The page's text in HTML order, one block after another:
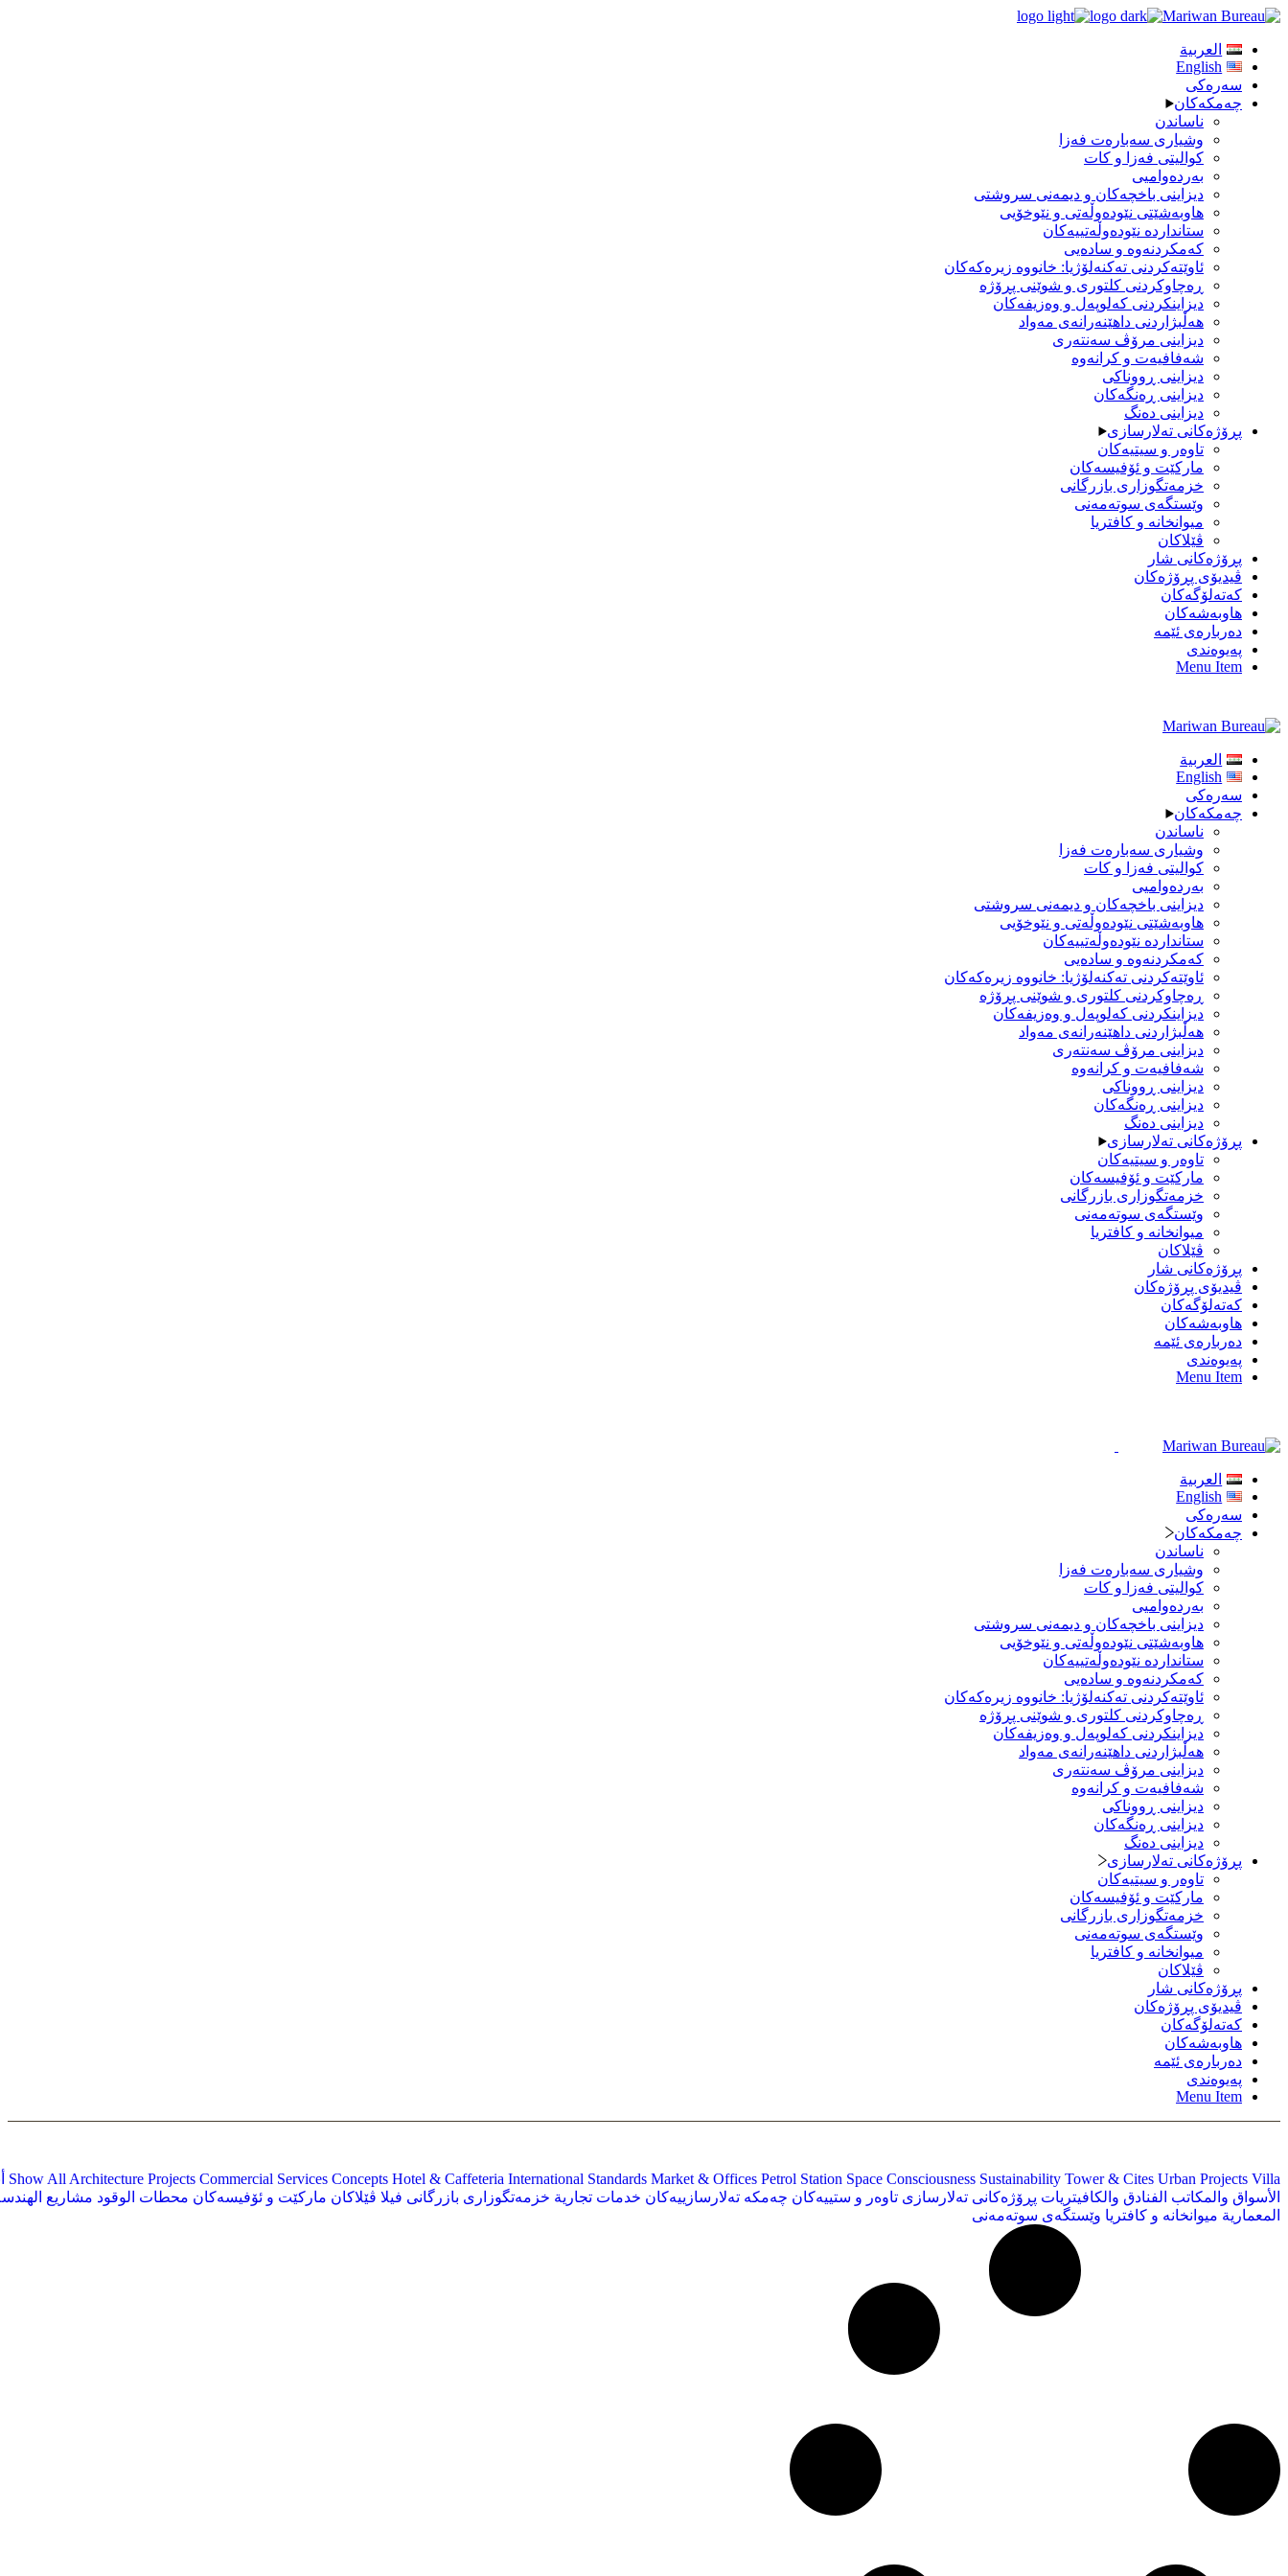
العربية
English
سەرەكی
چەمکەکان
ناساندن
وشیاری سه‌باره‌ت فه‌زا
کوالیتی فه‌زا و کات
بەردەوامیی
دیزاینی باخچه‌كان و دیمەنی سروشتی
هاوبەشێتی نێودەوڵەتی و نێوخۆیی
ستانداردە نێودەوڵەتییەکان
كه‌مكردنه‌وه‌ و سادەیی
ئاوێته‌كردنی تەکنەلۆژیا: خانووه‌ زیرەکەکان
ڕەچاوکردنی کلتوری و شوێنی پڕۆژە
دیزاینكردنی كه‌لوپه‌ل و وه‌زیفه‌كان
هەڵبژاردنی داهێنەرانەی مه‌واد
دیزاینی مرۆڤ سه‌نته‌ری
شەفافیەت و کرانه‌وه‌
دیزاینی ڕووناکی
دیزاینی ڕەنگەکان
دیزاینی دەنگ
پڕۆژەکانی تەلارسازی
تاوەر و سیتیەکان
مارکێت و ئۆفیسەکان
خزمەتگوزاری بازرگانی
وێستگەی سوتەمەنی
میوانخانە و کافتریا
ڤێلاکان
پڕۆژەکانی شار
ڤیدیۆی پڕۆژەکان
کەتەلۆگەکان
هاوبەشەکان
دەربارەی ئێمە
پەیوەندی
Menu Item
العربية
English
سەرەكی
چەمکەکان
ناساندن
وشیاری سه‌باره‌ت فه‌زا
کوالیتی فه‌زا و کات
بەردەوامیی
دیزاینی باخچه‌كان و دیمەنی سروشتی
هاوبەشێتی نێودەوڵەتی و نێوخۆیی
ستانداردە نێودەوڵەتییەکان
كه‌مكردنه‌وه‌ و سادەیی
ئاوێته‌كردنی تەکنەلۆژیا: خانووه‌ زیرەکەکان
ڕەچاوکردنی کلتوری و شوێنی پڕۆژە
دیزاینكردنی كه‌لوپه‌ل و وه‌زیفه‌كان
هەڵبژاردنی داهێنەرانەی مه‌واد
دیزاینی مرۆڤ سه‌نته‌ری
شەفافیەت و کرانه‌وه‌
دیزاینی ڕووناکی
دیزاینی ڕەنگەکان
دیزاینی دەنگ
پڕۆژەکانی تەلارسازی
تاوەر و سیتیەکان
مارکێت و ئۆفیسەکان
خزمەتگوزاری بازرگانی
وێستگەی سوتەمەنی
میوانخانە و کافتریا
ڤێلاکان
پڕۆژەکانی شار
ڤیدیۆی پڕۆژەکان
کەتەلۆگەکان
هاوبەشەکان
دەربارەی ئێمە
پەیوەندی
Menu Item
العربية
English
سەرەكی
چەمکەکان
ناساندن
وشیاری سه‌باره‌ت فه‌زا
کوالیتی فه‌زا و کات
بەردەوامیی
دیزاینی باخچه‌كان و دیمەنی سروشتی
هاوبەشێتی نێودەوڵەتی و نێوخۆیی
ستانداردە نێودەوڵەتییەکان
كه‌مكردنه‌وه‌ و سادەیی
ئاوێته‌كردنی تەکنەلۆژیا: خانووه‌ زیرەکەکان
ڕەچاوکردنی کلتوری و شوێنی پڕۆژە
دیزاینكردنی كه‌لوپه‌ل و وه‌زیفه‌كان
هەڵبژاردنی داهێنەرانەی مه‌واد
دیزاینی مرۆڤ سه‌نته‌ری
شەفافیەت و کرانه‌وه‌
دیزاینی ڕووناکی
دیزاینی ڕەنگەکان
دیزاینی دەنگ
پڕۆژەکانی تەلارسازی
تاوەر و سیتیەکان
مارکێت و ئۆفیسەکان
خزمەتگوزاری بازرگانی
وێستگەی سوتەمەنی
میوانخانە و کافتریا
ڤێلاکان
پڕۆژەکانی شار
ڤیدیۆی پڕۆژەکان
کەتەلۆگەکان
هاوبەشەکان
دەربارەی ئێمە
پەیوەندی
Menu Item
Show AllArchitecture Projects Commercial Services Concepts Hotel & Caffeteria International Standards Market & Offices Petrol Station Space Consciousness Sustainability Tower & Cites Urban Projects Villa
الأسواق والمكاتب الفنادق والكافيتريات پڕۆژەکانی تەلارسازی تاوەر و ستییەکان چەمکە تەلارسازییەکان خدمات تجارية خزمەتگوزاری بازرگانی فيلا ڤێلاکان مارکێت و ئۆفیسەکان محطات الوقود مشاريع
المعمارية میوانخانە و کافتریا وێستگەی سوتەمەنی